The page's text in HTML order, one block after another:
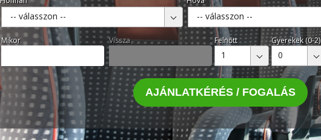
-- válasszon -- -- válasszon --
Mikor
Vissza Felnőtt
1
Gyerekek (0-2)
0
AJÁNLATKÉRÉS / FOGALÁS